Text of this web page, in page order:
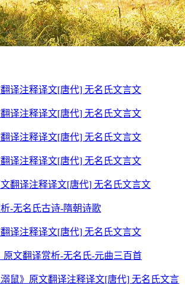
翻译注释译文[唐代] 无名氏文言文
翻译注释译文[唐代] 无名氏文言文
翻译注释译文[唐代] 无名氏文言文
翻译注释译文[唐代] 无名氏文言文
文翻译注释译文[唐代] 无名氏文言文
-无名氏古诗-隋朝诗歌
翻译注释译文[唐代] 无名氏文言文
原文翻译赏析-无名氏-元曲三百首
溺鼠》原文翻译注释译文[唐代] 无名氏文言